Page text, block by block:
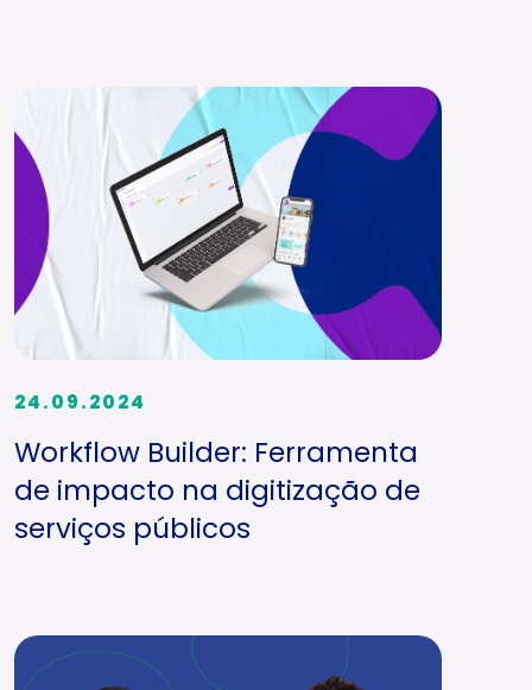
24.09.2024
Workflow Builder: Ferramenta
de impacto na digitização de
serviços públicos